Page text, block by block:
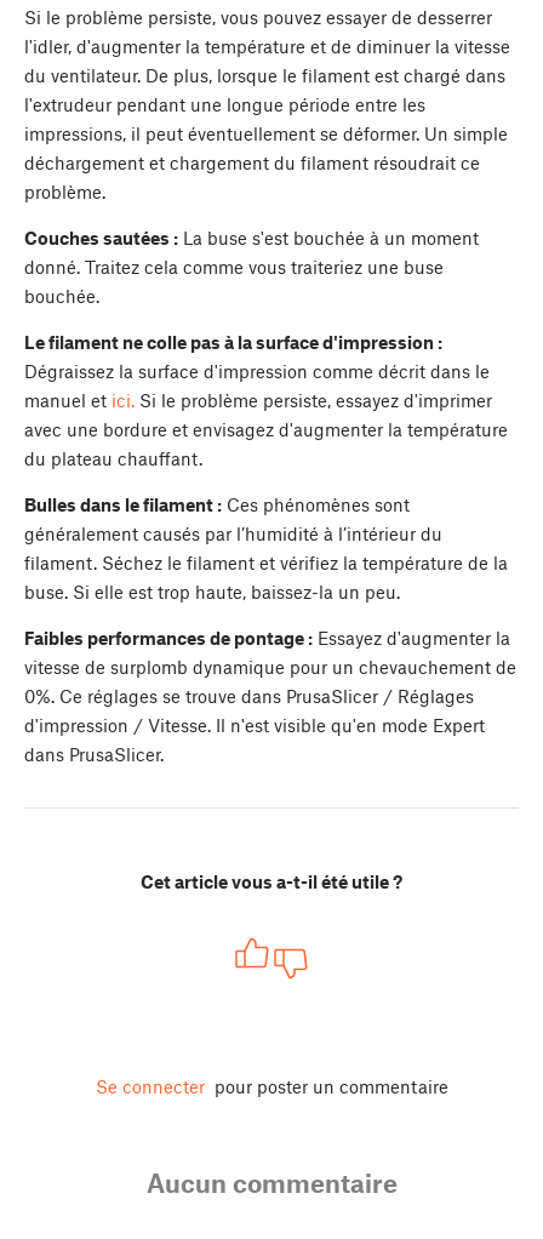
Si le problème persiste, vous pouvez essayer de desserrer
l'idler, d'augmenter la température et de diminuer la vitesse
du ventilateur. De plus, lorsque le filament est chargé dans
l'extrudeur pendant une longue période entre les
impressions, il peut éventuellement se déformer. Un simple
déchargement et chargement du filament résoudrait ce
problème.
Couches sautées : La buse s'est bouchée à un moment
donné. Traitez cela comme vous traiteriez une buse
bouchée.
Le filament ne colle pas à la surface d'impression :
Dégraissez la surface d'impression comme décrit dans le
manuel et ici. Si le problème persiste, essayez d'imprimer
avec une bordure et envisagez d'augmenter la température
du plateau chauffant.
Bulles dans le filament : Ces phénomènes sont
généralement causés par l’humidité à l’intérieur du
filament. Séchez le filament et vérifiez la température de la
buse. Si elle est trop haute, baissez-la un peu.
Faibles performances de pontage : Essayez d'augmenter la
vitesse de surplomb dynamique pour un chevauchement de
0%. Ce réglages se trouve dans PrusaSlicer / Réglages
d'impression / Vitesse. Il n'est visible qu'en mode Expert
dans PrusaSlicer.
Cet article vous a-t-il été utile ?
Se connecter pour poster un commentaire
Aucun commentaire